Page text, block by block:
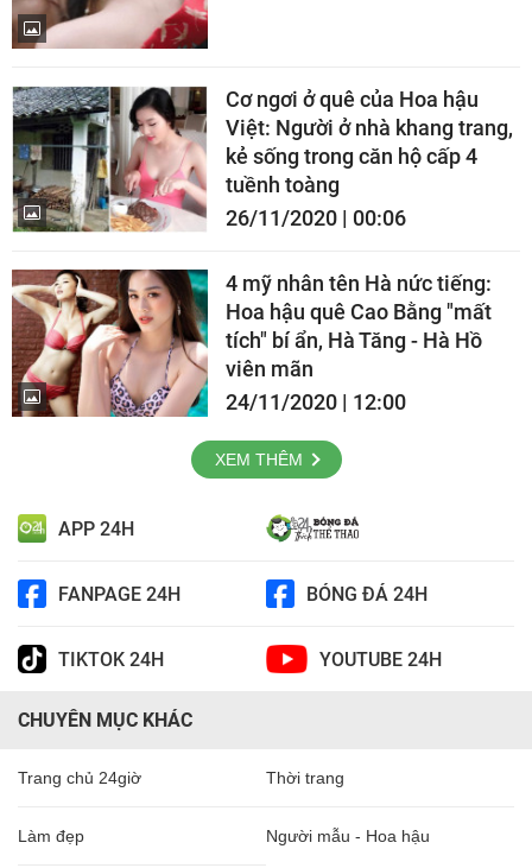
Cơ ngơi ở quê của Hoa hậu
Việt: Người ở nhà khang trang,
kẻ sống trong căn hộ cấp 4
tuềnh toàng
26/11/2020 | 00:06
4 mỹ nhân tên Hà nức tiếng:
Hoa hậu quê Cao Bằng "mất
tích" bí ẩn, Hà Tăng - Hà Hồ
viên mãn
24/11/2020 | 12:00
XEM THÊM
APP 24H
FANPAGE 24H BÓNG ĐÁ 24H
TIKTOK 24H YOUTUBE 24H
CHUYÊN MỤC KHÁC
Trang chủ 24giờ Thời trang
Làm đẹp Người mẫu - Hoa hậu